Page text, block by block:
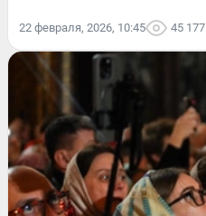
22 февраля, 2026, 10:45 45 177